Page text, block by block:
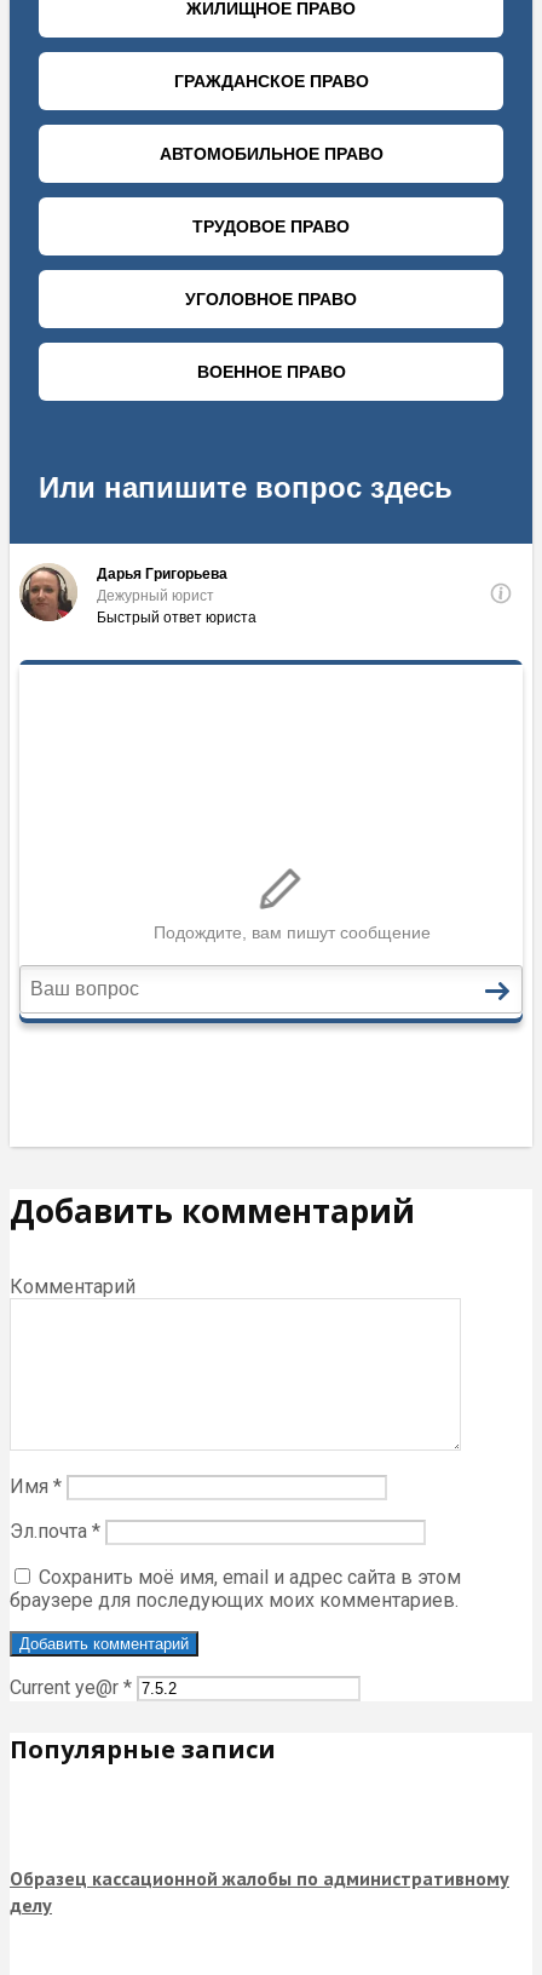
Добавить комментарий
Комментарий
Имя *
Эл.почта *
Сохранить моё имя, email и адрес сайта в этом
браузере для последующих моих комментариев.
Current ye@r *
Популярные записи
Образец кассационной жалобы по административному
делу